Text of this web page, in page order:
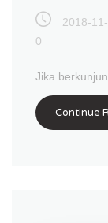
2018-
0
Jika
Continue